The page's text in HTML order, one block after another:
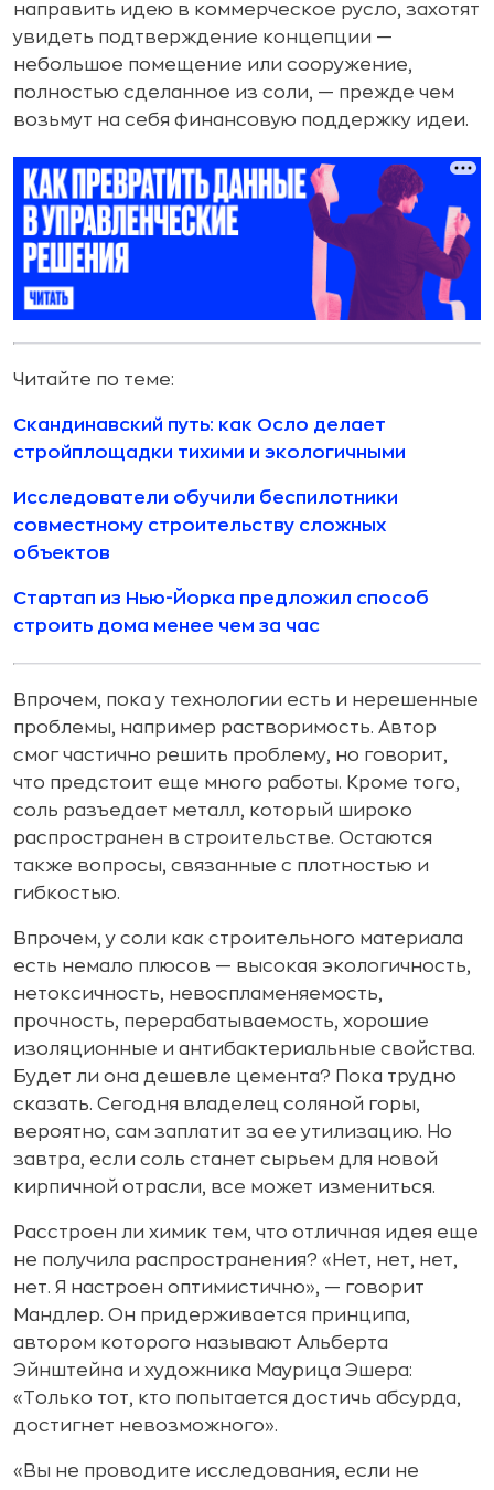
направить идею в коммерческое русло, захотят
увидеть подтверждение концепции —
небольшое помещение или сооружение,
полностью сделанное из соли, — прежде чем
возьмут на себя финансовую поддержку идеи.
Читайте по теме:
Скандинавский путь: как Осло делает
стройплощадки тихими и экологичными
Исследователи обучили беспилотники
совместному строительству сложных
объектов
Стартап из Нью-Йорка предложил способ
строить дома менее чем за час
Впрочем, пока у технологии есть и нерешенные
проблемы, например растворимость. Автор
смог частично решить проблему, но говорит,
что предстоит еще много работы. Кроме того,
соль разъедает металл, который широко
распространен в строительстве. Остаются
также вопросы, связанные с плотностью и
гибкостью.
Впрочем, у соли как строительного материала
есть немало плюсов — высокая экологичность,
нетоксичность, невоспламеняемость,
прочность, перерабатываемость, хорошие
изоляционные и антибактериальные свойства.
Будет ли она дешевле цемента? Пока трудно
сказать. Сегодня владелец соляной горы,
вероятно, сам заплатит за ее утилизацию. Но
завтра, если соль станет сырьем для новой
кирпичной отрасли, все может измениться.
Расстроен ли химик тем, что отличная идея еще
не получила распространения? «Нет, нет, нет,
нет. Я настроен оптимистично», — говорит
Мандлер. Он придерживается принципа,
автором которого называют Альберта
Эйнштейна и художника Маурица Эшера:
«Только тот, кто попытается достичь абсурда,
достигнет невозможного».
«Вы не проводите исследования, если не